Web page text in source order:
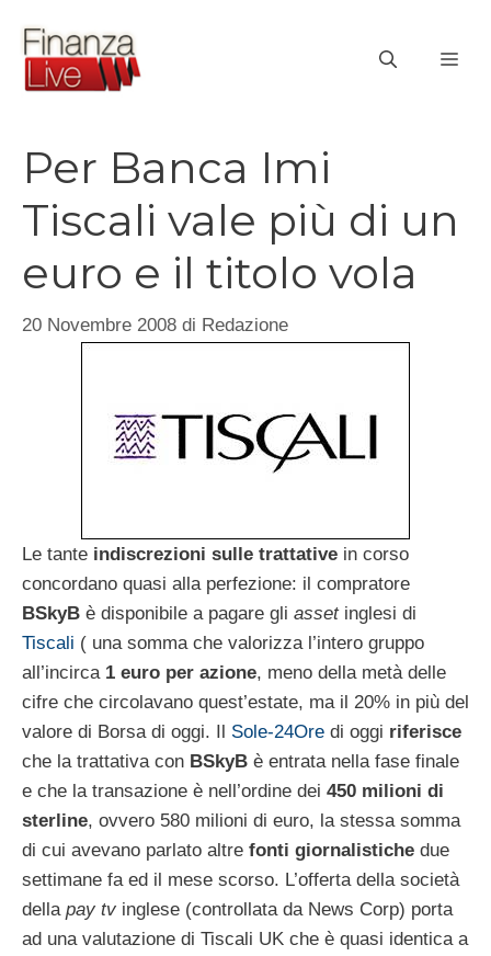
contenuto
Per Banca Imi
Tiscali vale più di un
euro e il titolo vola
20 Novembre 2008 di Redazione
Le tante indiscrezioni sulle trattative in corso
concordano quasi alla perfezione: il compratore
BSkyB è disponibile a pagare gli assetinglesi di
Tiscali ( una somma che valorizza l’intero gruppo
all’incirca 1 euro per azione, meno della metà delle
cifre che circolavano quest’estate, ma il 20% in più del
valore di Borsa di oggi. Il Sole-24Ore di oggi riferisce
che la trattativa con BSkyB è entrata nella fase finale
e che la transazione è nell’ordine dei 450 milioni di
sterline, ovvero 580 milioni di euro, la stessa somma
di cui avevano parlato altre fonti giornalistiche due
settimane fa ed il mese scorso. L’offerta della società
della pay tv inglese (controllata da News Corp) porta
ad una valutazione di Tiscali UK che è quasi identica a